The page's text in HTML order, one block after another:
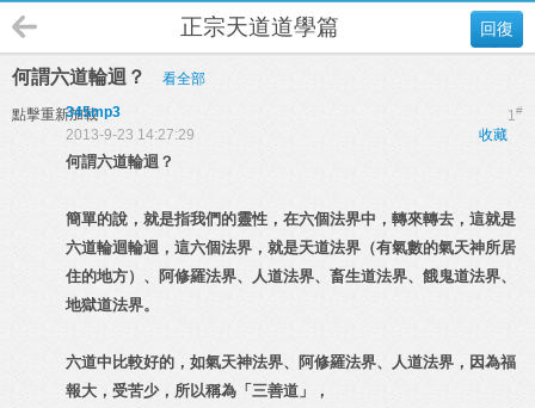
回復
正宗天道道學篇
何謂六道輪迴？ 看全部
點擊重新加載 1#
345mp3
收藏
2013-9-23 14:27:29
何謂六道輪迴？
簡單的說，就是指我們的靈性，在六個法界中，轉來轉去，這就是
六道輪迴輪迴，這六個法界，就是天道法界（有氣數的氣天神所居
住的地方）、阿修羅法界、人道法界、畜生道法界、餓鬼道法界、
地獄道法界。
六道中比較好的，如氣天神法界、阿修羅法界、人道法界，因為福
報大，受苦少，所以稱為「三善道」，